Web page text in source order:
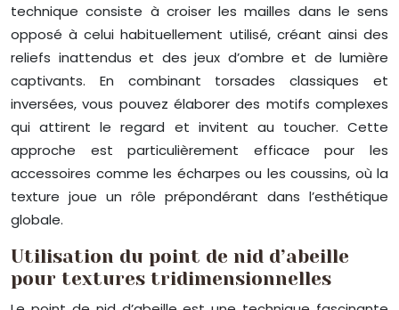
technique consiste à croiser les mailles dans le sens
opposé à celui habituellement utilisé, créant ainsi des
reliefs inattendus et des jeux d’ombre et de lumière
captivants. En combinant torsades classiques et
inversées, vous pouvez élaborer des motifs complexes
qui attirent le regard et invitent au toucher. Cette
approche est particulièrement efficace pour les
accessoires comme les écharpes ou les coussins, où la
texture joue un rôle prépondérant dans l’esthétique
globale.
Utilisation du point de nid d’abeille
pour textures tridimensionnelles